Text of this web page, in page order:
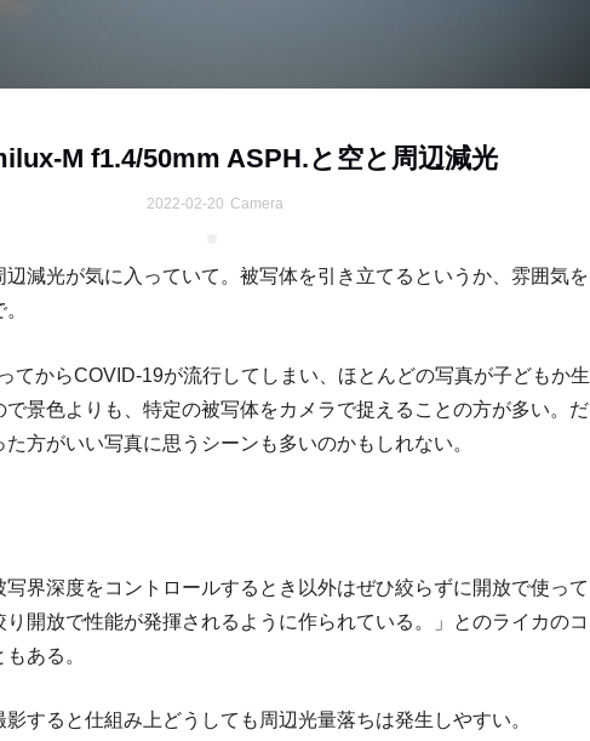
M f1.4/50mm ASPH.と空と周辺減光
2022-02-20 Camera
減光が気に入っていて。被写体を引き立てるというか、雰囲気を
てからCOVID-19が流行してしまい、ほとんどの写真が子どもか生
で景色よりも、特定の被写体をカメラで捉えることの方が多い。だ
方がいい写真に思うシーンも多いのかもしれない。
界深度をコントロールするとき以外はぜひ絞らずに開放で使って
り開放で性能が発揮されるように作られている。」とのライカのコ
ある。
すると仕組み上どうしても周辺光量落ちは発生しやすい。